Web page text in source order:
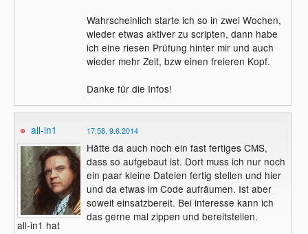
Wahrscheinlich starte ich so in zwei Wochen,
wieder etwas aktiver zu scripten, dann habe
ich eine riesen Prüfung hinter mir und auch
wieder mehr Zeit, bzw einen freieren Kopf.
Danke für die Infos!
all-in1
all-in1 hat
17:58, 9.6.2014
Hätte da auch noch ein fast fertiges CMS,
dass so aufgebaut ist. Dort muss ich nur noch
ein paar kleine Dateien fertig stellen und hier
und da etwas im Code aufräumen. Ist aber
soweit einsatzbereit. Bei interesse kann ich
das gerne mal zippen und bereitstellen.